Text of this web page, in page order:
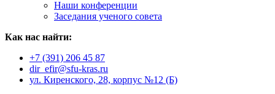
Наши конференции
Заседания ученого совета
Как нас найти:
+7 (391) 206 45 87
dir_efir@sfu-kras.ru
ул. Киренского, 28, корпус №12 (Б)